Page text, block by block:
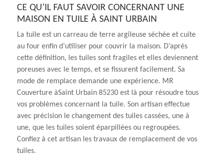
CE QU’IL FAUT SAVOIR CONCERNANT UNE
MAISON EN TUILE À SAINT URBAIN
La tuile est un carreau de terre argileuse séchée et cuite
au four enfin d’utiliser pour couvrir la maison. D’après
cette définition, les tuiles sont fragiles et elles deviennent
poreuses avec le temps, et se fissurent facilement. Sa
mode de remplace demande une expérience. MR
Couverture àSaint Urbain 85230 est là pour résoudre tous
vos problèmes concernant la tuile. Son artisan effectue
avec précision le changement des tuiles cassées, une à
une, que les tuiles soient éparpillées ou regroupées.
Confiez à cet artisan les travaux de remplacement de vos
tuiles.